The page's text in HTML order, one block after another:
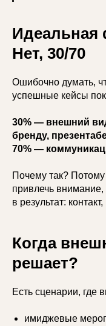
Идеальная
Нет, 30/70
Ошибочно думать,
успешные кейсы
30% — внешний
бренду,
70% —
Почему так?
привлечь внимание,
в результат: контакт,
Когда
решает?
Есть сценарии, где
имиджевые